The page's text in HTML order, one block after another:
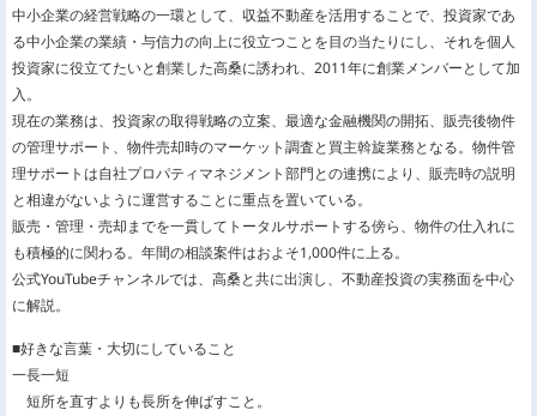
中小企業の経営戦略の一環として、収益不動産を活用することで、投資家であ
る中小企業の業績・与信力の向上に役立つことを目の当たりにし、それを個人
投資家に役立てたいと創業した高桑に誘われ、2011年に創業メンバーとして加
入。
現在の業務は、投資家の取得戦略の立案、最適な金融機関の開拓、販売後物件
の管理サポート、物件売却時のマーケット調査と買主斡旋業務となる。物件管
理サポートは自社プロパティマネジメント部門との連携により、販売時の説明
と相違がないように運営することに重点を置いている。
販売・管理・売却までを一貫してトータルサポートする傍ら、物件の仕入れに
も積極的に関わる。年間の相談案件はおよそ1,000件に上る。
公式YouTubeチャンネルでは、高桑と共に出演し、不動産投資の実務面を中心
に解説。
■好きな言葉・大切にしていること
一長一短
短所を直すよりも長所を伸ばすこと。